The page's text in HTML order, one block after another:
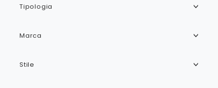
Tipologia
Marca
Stile